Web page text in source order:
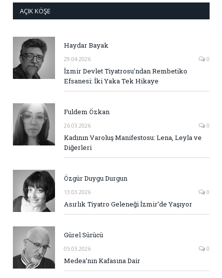
AÇIK KÖŞE
Haydar Bayak
29.04.2026 0
İzmir Devlet Tiyatrosu’ndan Rembetiko
Efsanesi: İki Yaka Tek Hikaye
Fuldem Özkan
26.03.2026 0
Kadının Varoluş Manifestosu: Lena, Leyla ve
Diğerleri
Özgür Duygu Durgun
13.03.2026 0
Asırlık Tiyatro Geleneği İzmir’de Yaşıyor
Gürel Sürücü
05.03.2026 0
Medea’nın Kafasına Dair